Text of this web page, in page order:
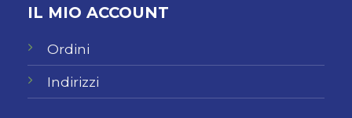
IL MIO ACCOUNT
Ordini
Indirizzi